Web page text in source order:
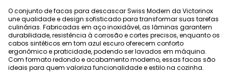
O conjunto de facas para descascar Swiss Modern da Victorinox
une qualidade e design sofisticado para transformar suas tarefas
culinárias. Fabricadas em aço inoxidável, as lâminas garantem
durabilidade, resistência à corrosão e cortes precisos, enquanto os
cabos sintéticos em tom azul escuro oferecem conforto
ergonômico e praticidade, podendo ser lavados em máquina.
Com formato redondo e acabamento moderno, essas facas são
ideais para quem valoriza funcionalidade e estilo na cozinha.